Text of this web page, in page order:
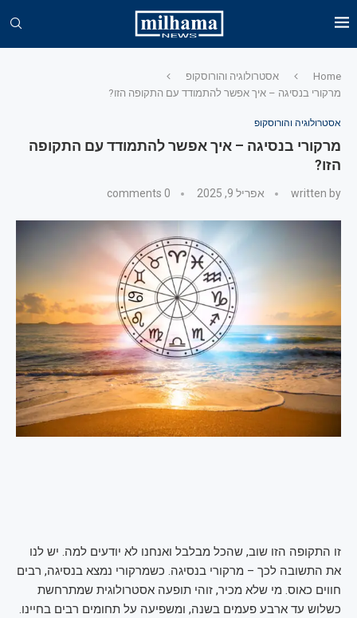
Home
אסטרולוגיה והורוסקופ
מרקורי בנסיגה – איך אפשר להתמודד עם התקופה הזו?
אסטרולוגיה והורוסקופ
מרקורי בנסיגה – איך אפשר להתמודד עם התקופה
הזו?
written by אפריל 9, 2025 0 comments
זו התקופה הזו שוב, שהכל מבלבל ואנחנו לא יודעים למה. יש לנו
את התשובה לכך – מרקורי בנסיגה. כשמרקורי נמצא בנסיגה, רבים
חווים כאוס. מי שלא מכיר, זוהי תופעה אסטרולוגית שמתרחשת
כשלוש עד ארבע פעמים בשנה, ומשפיעה על תחומים רבים בחיינו.